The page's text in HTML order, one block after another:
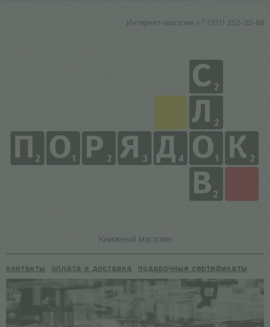
Интернет-магазин +7 (931) 252-92-60
Книжный магазин
контакты оплата и доставка подарочные сертификаты